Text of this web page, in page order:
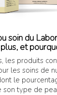
soin du
et
les produits
les soins de
le
type de